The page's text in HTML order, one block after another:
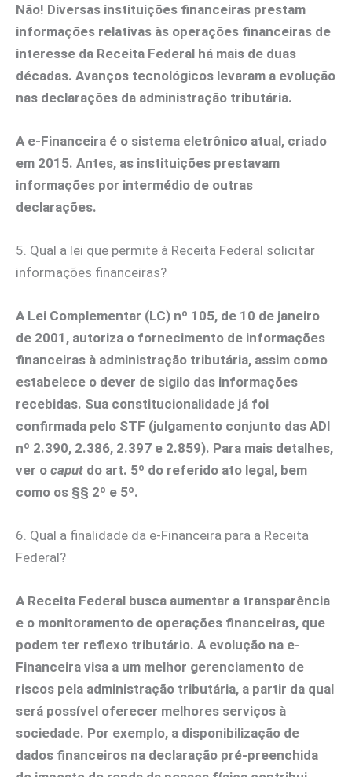
Não! Diversas instituições financeiras prestam
informações relativas às operações financeiras de
interesse da Receita Federal há mais de duas
décadas. Avanços tecnológicos levaram a evolução
nas declarações da administração tributária.
A e-Financeira é o sistema eletrônico atual, criado
em 2015. Antes, as instituições prestavam
informações por intermédio de outras
declarações.
5. Qual a lei que permite à Receita Federal solicitar
informações financeiras?
A Lei Complementar (LC) nº 105, de 10 de janeiro
de 2001, autoriza o fornecimento de informações
financeiras à administração tributária, assim como
estabelece o dever de sigilo das informações
recebidas. Sua constitucionalidade já foi
confirmada pelo STF (julgamento conjunto das ADI
nº 2.390, 2.386, 2.397 e 2.859). Para mais detalhes,
ver o caput do art. 5º do referido ato legal, bem
como os §§ 2º e 5º.
6. Qual a finalidade da e-Financeira para a Receita
Federal?
A Receita Federal busca aumentar a transparência
e o monitoramento de operações financeiras, que
podem ter reflexo tributário. A evolução na e-
Financeira visa a um melhor gerenciamento de
riscos pela administração tributária, a partir da qual
será possível oferecer melhores serviços à
sociedade. Por exemplo, a disponibilização de
dados financeiros na declaração pré-preenchida